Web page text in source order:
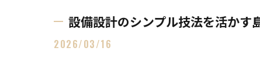
設備設計のシンプル技法を活かす
2026/03/16